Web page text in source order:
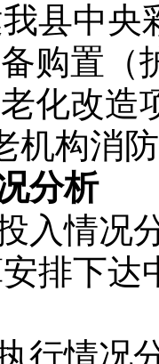
县中央
购置（
化改造
机构消
分析
入情况
排下达
行情况